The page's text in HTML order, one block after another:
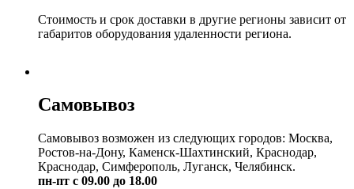
Стоимость и срок доставки в другие регионы зависит от
габаритов оборудования удаленности региона.
Самовывоз
Самовывоз возможен из следующих городов: Москва,
Ростов-на-Дону, Каменск-Шахтинский, Краснодар,
Краснодар, Симферополь, Луганск, Челябинск.
пн-пт с 09.00 до 18.00